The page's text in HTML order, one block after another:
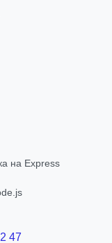
на Express
47